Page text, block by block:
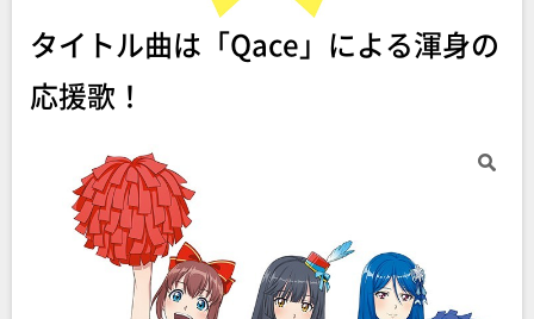
タイトル曲は「Qace」による渾身の
応援歌！